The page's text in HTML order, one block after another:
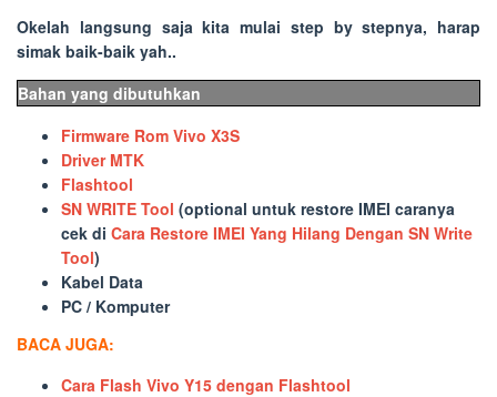
Okelah langsung saja kita mulai step by stepnya, harap
simak baik-baik yah..
Bahan yang dibutuhkan
Firmware Rom Vivo X3S
Driver MTK
Flashtool
SN WRITE Tool (optional untuk restore IMEI caranya
cek di Cara Restore IMEI Yang Hilang Dengan SN Write
Tool)
Kabel Data
PC / Komputer
BACA JUGA:
Cara Flash Vivo Y15 dengan Flashtool